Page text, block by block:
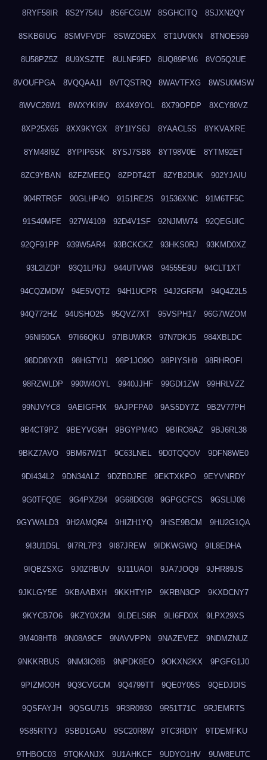
8RYF58IR 8S2Y754U 8S6FCGLW 8SGHCITQ 8SJXN2QY
8SKB6IUG 8SMVFVDF 8SWZO6EX 8T1UV0KN 8TNOE569
8U58PZ5Z 8U9XSZTE 8ULNF9FD 8UQ89PM6 8VO5Q2UE
8VOUFPGA 8VQQAA1I 8VTQSTRQ 8WAVTFXG 8WSU0MSW
8WVC26W1 8WXYKI9V 8X4X9YOL 8X79OPDP 8XCY80VZ
8XP25X65 8XX9KYGX 8Y1IYS6J 8YAACL5S 8YKVAXRE
8YM48I9Z 8YPIP6SK 8YSJ7SB8 8YT98V0E 8YTM92ET
8ZC9YBAN 8ZFZMEEQ 8ZPDT42T 8ZYB2DUK 902YJAIU
904RTRGF 90GLHP4O 9151RE2S 91536XNC 91M6TF5C
91S40MFE 927W4109 92D4V1SF 92NJMW74 92QEGUIC
92QF91PP 939W5AR4 93BCKCKZ 93HKS0RJ 93KMD0XZ
93L2IZDP 93Q1LPRJ 944UTVW8 94555E9U 94CLT1XT
94CQZMDW 94E5VQT2 94H1UCPR 94J2GRFM 94Q4Z2L5
94Q772HZ 94USHO25 95QVZ7XT 95VSPH17 96G7WZOM
96NI50GA 97I66QKU 97IBUWKR 97N7DKJ5 984XBLDC
98DD8YXB 98HGTYIJ 98P1JO9O 98PIYSH9 98RHROFI
98RZWLDP 990W4OYL 9940JJHF 99GDI1ZW 99HRLVZZ
99NJVYC8 9AEIGFHX 9AJPFPA0 9AS5DY7Z 9B2V77PH
9B4CT9PZ 9BEYVG9H 9BGYPM4O 9BIRO8AZ 9BJ6RL38
9BKZ7AVO 9BM67W1T 9C63LNEL 9D0TQQOV 9DFN8WE0
9DI434L2 9DN34ALZ 9DZBDJRE 9EKTXKPO 9EYVNRDY
9G0TFQ0E 9G4PXZ84 9G68DG08 9GPGCFCS 9GSLIJ08
9GYWALD3 9H2AMQR4 9HIZH1YQ 9HSE9BCM 9HU2G1QA
9I3U1D5L 9I7RL7P3 9I87JREW 9IDKWGWQ 9IL8EDHA
9IQBZSXG 9J0ZRBUV 9J11UAOI 9JA7JOQ9 9JHR89JS
9JKLGY5E 9KBAABXH 9KKHTYIP 9KRBN3CP 9KXDCNY7
9KYCB7O6 9KZY0X2M 9LDELS8R 9LI6FD0X 9LPX29XS
9M408HT8 9N08A9CF 9NAVVPPN 9NAZEVEZ 9NDMZNUZ
9NKKRBUS 9NM3IO8B 9NPDK8EO 9OKXN2KX 9PGFG1J0
9PIZMO0H 9Q3CVGCM 9Q4799TT 9QE0Y05S 9QEDJDIS
9QSFAYJH 9QSGU715 9R3R0930 9R51T71C 9RJEMRTS
9S85RTYJ 9SBD1GAU 9SC20R8W 9TC3RDIY 9TDEMFKU
9THBOC03 9TQKANJX 9U1AHKCF 9UDYO1HV 9UW8EUTC